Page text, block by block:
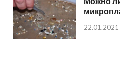
22.01.2021